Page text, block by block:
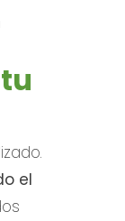
el